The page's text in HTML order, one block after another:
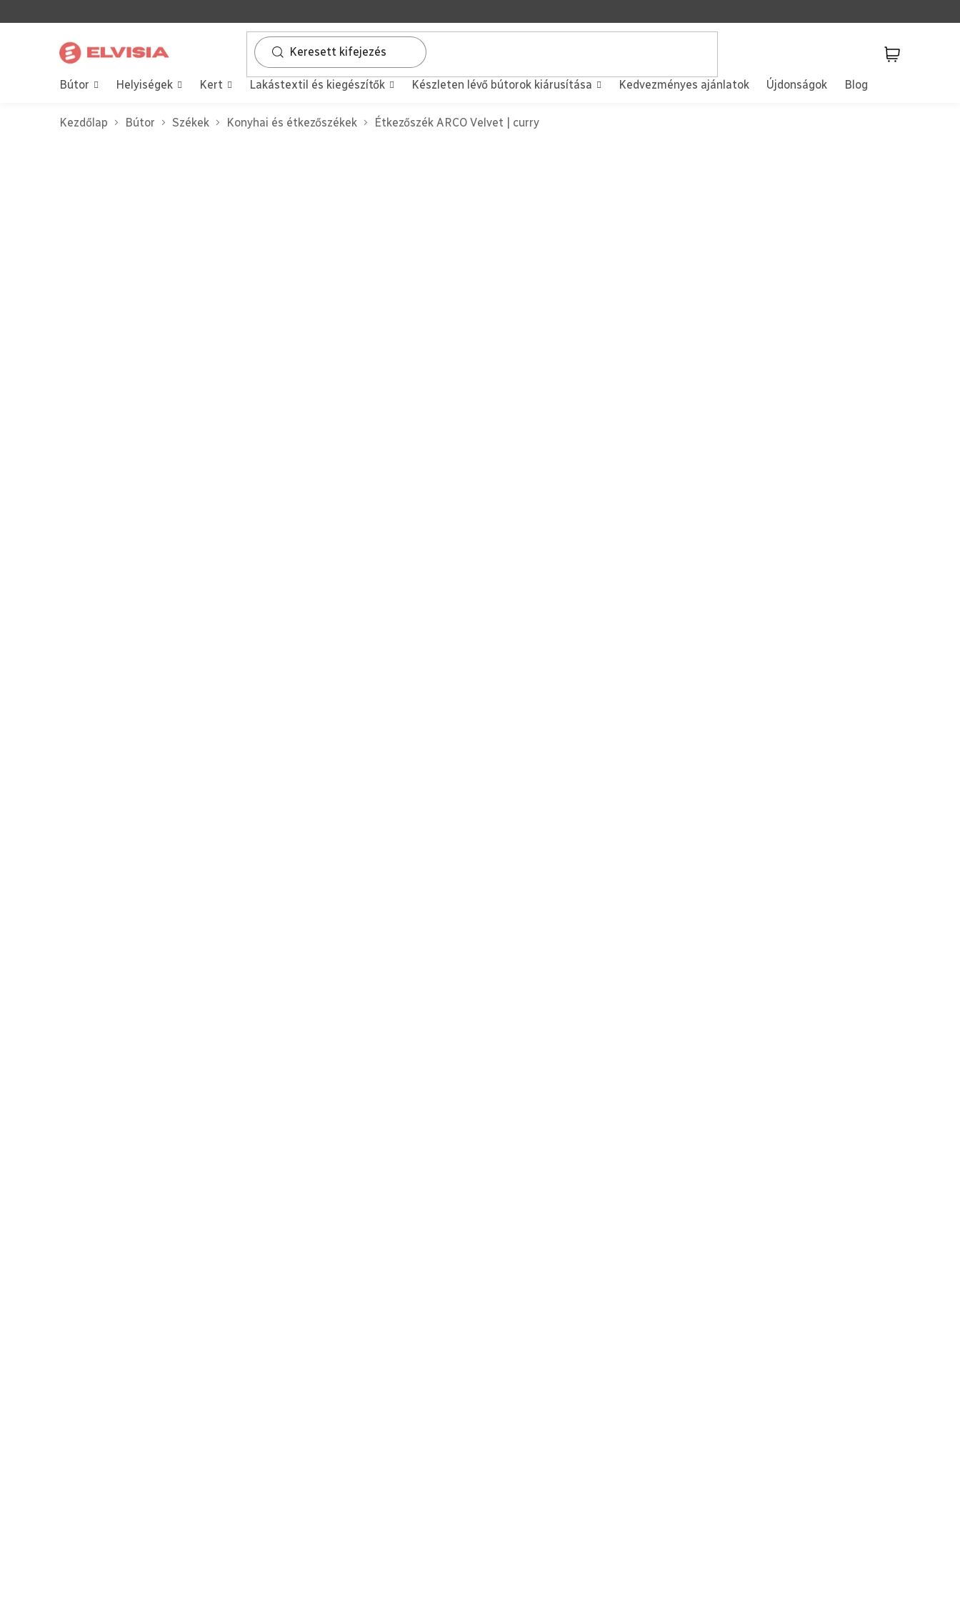
a
tartalomhoz
Bútor Helyiségek Kert Lakástextil és kiegészítők Készleten lévő bútorok kiárusítása Kedvezményes ajánlatok Újdonságok Blog
Kezdőlap Bútor Székek Konyhai és étkezőszékek Étkezőszék ARCO Velvet | curry